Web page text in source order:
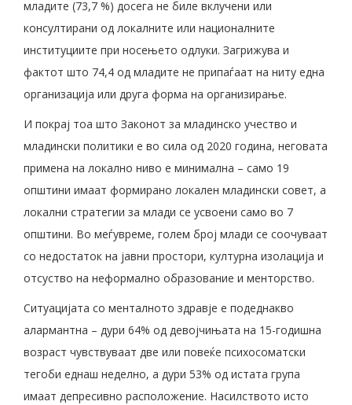
младите (73,7 %) досега не биле вклучени или
консултирани од локалните или националните
институциите при носењето одлуки. Загрижува и
фактот што 74,4 од младите не припаѓаат на ниту една
организација или друга форма на организирање.
И покрај тоа што Законот за младинско учество и
младински политики е во сила од 2020 година, неговата
примена на локално ниво е минимална – само 19
општини имаат формирано локален младински совет, а
локални стратегии за млади се усвоени само во 7
општини. Во меѓувреме, голем број млади се соочуваат
со недостаток на јавни простори, културна изолација и
отсуство на неформално образование и менторство.
Ситуацијата со менталното здравје е подеднакво
алармантна – дури 64% од девојчињата на 15-годишна
возраст чувствуваат две или повеќе психосоматски
тегоби еднаш неделно, а дури 53% од истата група
имаат депресивно расположение. Насилството исто